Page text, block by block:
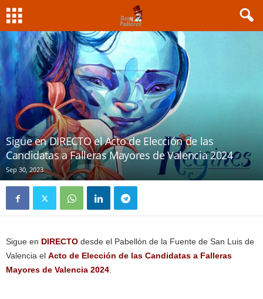
Sigue en DIRECTO el Acto de Elección de las
Candidatas a Falleras Mayores de Valencia 2024
Sep 30, 2023
Sigue en DIRECTO desde el Pabellón de la Fuente de San Luis de
Valencia el Acto de Elección de las Candidatas a Falleras
Mayores de Valencia 2024.